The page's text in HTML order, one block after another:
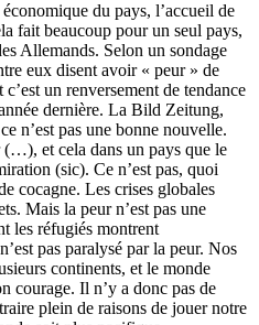
du pays, l’accueil de
fait beaucoup pour un seul pays,
Allemands. Selon un sondage
eux disent avoir « peur » de
un renversement de tendance
dernière. La Bild Zeitung,
n’est pas une bonne nouvelle.
et cela dans un pays que le
(sic). Ce n’est pas, quoi
cocagne. Les crises globales
Mais la peur n’est pas une
les réfugiés montrent
pas paralysé par la peur. Nos
continents, et le monde
courage. Il n’y a donc pas de
plein de raisons de jouer notre